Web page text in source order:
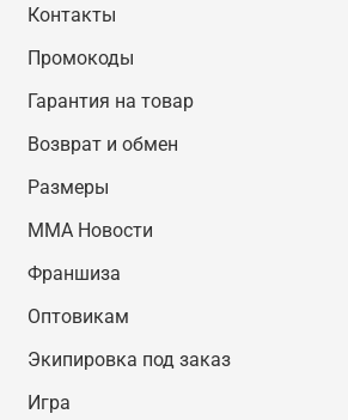
Контакты
Промокоды
Гарантия на товар
Возврат и обмен
Размеры
MMA Новости
Франшиза
Оптовикам
Экипировка под заказ
Игра